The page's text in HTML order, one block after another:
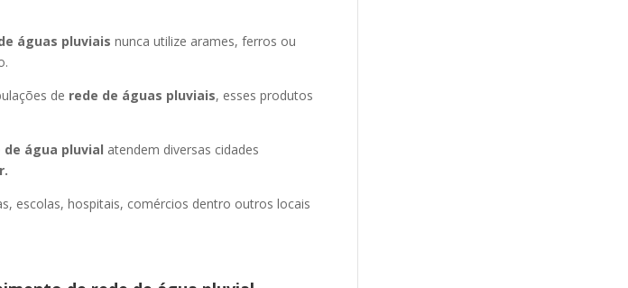
águas pluviais nunca utilize arames, ferros ou
de rede de águas pluviais, esses produtos
água pluvial atendem diversas cidades
escolas, hospitais, comércios dentro outros locais